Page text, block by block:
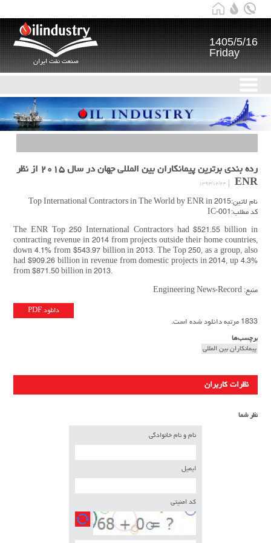
صنعت نفت ایران
1405/5/16
Friday
رده بندی برترین پیمانکاران بین المللی جهان در سال ۲۰۱۵ از نظر
ENR
۱۳۹۴/۱۲/۲۴
نام لاتین:Top International Contractors in The World by ENR in 2015
کد مطلب:IC-001
The ENR Top 250 International Contractors had $521.55 billion in
contracting revenue in 2014 from projects outside their home countries,
down 4.1% from $543.97 billion in 2013. The Top 250, as a group, also
had $909.26 billion in revenue from domestic projects in 2014, up 4.3%
from $871.50 billion in 2013.
منبع: Engineering News-Record
دانلود PDF
1833 مرتبه دانلود شده است.
برچسب‌ها
پیمانکاران بین المللی
نظرات کاربران
نظر شما
نام و نام خانوادگی
ایمیل
کد امنیتی